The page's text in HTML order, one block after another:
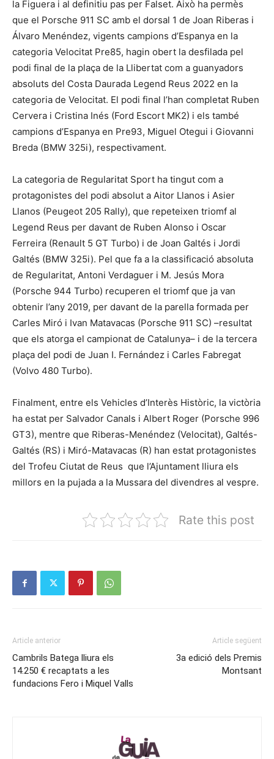
la Figuera i al definitiu pas per Falset. Això ha permès
que el Porsche 911 SC amb el dorsal 1 de Joan Riberas i
Álvaro Menéndez, vigents campions d’Espanya en la
categoria Velocitat Pre85, hagin obert la desfilada pel
podi final de la plaça de la Llibertat com a guanyadors
absoluts del Costa Daurada Legend Reus 2022 en la
categoria de Velocitat. El podi final l’han completat Ruben
Cervera i Cristina Inés (Ford Escort MK2) i els també
campions d’Espanya en Pre93, Miguel Otegui i Giovanni
Breda (BMW 325i), respectivament.
La categoria de Regularitat Sport ha tingut com a
protagonistes del podi absolut a Aitor Llanos i Asier
Llanos (Peugeot 205 Rally), que repeteixen triomf al
Legend Reus per davant de Ruben Alonso i Oscar
Ferreira (Renault 5 GT Turbo) i de Joan Galtés i Jordi
Galtés (BMW 325i). Pel que fa a la classificació absoluta
de Regularitat, Antoni Verdaguer i M. Jesús Mora
(Porsche 944 Turbo) recuperen el triomf que ja van
obtenir l’any 2019, per davant de la parella formada per
Carles Miró i Ivan Matavacas (Porsche 911 SC) –resultat
que els atorga el campionat de Catalunya– i de la tercera
plaça del podi de Juan I. Fernández i Carles Fabregat
(Volvo 480 Turbo).
Finalment, entre els Vehicles d’Interès Històric, la victòria
ha estat per Salvador Canals i Albert Roger (Porsche 996
GT3), mentre que Riberas-Menéndez (Velocitat), Galtés-
Galtés (RS) i Miró-Matavacas (R) han estat protagonistes
del Trofeu Ciutat de Reus que l’Ajuntament lliura els
millors en la pujada a la Mussara del divendres al vespre.
Rate this post
Article anterior
Cambrils Batega lliura els
14.250 € recaptats a les
fundacions Fero i Miquel Valls
Article següent
3a edició dels Premis
Montsant